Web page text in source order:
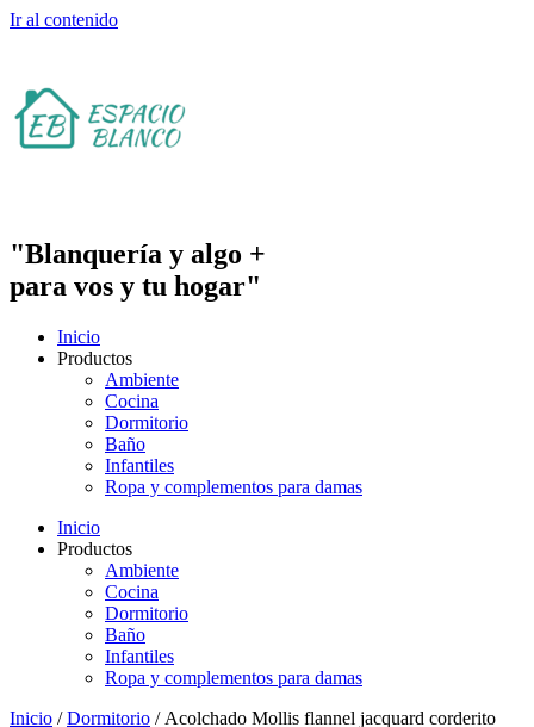
Ir al contenido
"Blanquería y algo +
para vos y tu hogar"
Inicio
Productos
Ambiente
Cocina
Dormitorio
Baño
Infantiles
Ropa y complementos para damas
Inicio
Productos
Ambiente
Cocina
Dormitorio
Baño
Infantiles
Ropa y complementos para damas
Inicio /Dormitorio / Acolchado Mollis flannel jacquard corderito